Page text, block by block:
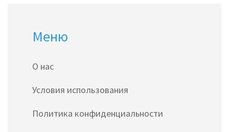
Меню
О нас
Условия использования
Политика конфиденциальности